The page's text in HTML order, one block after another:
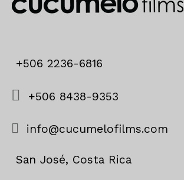
+506 2236-6816
+506 8438-9353
info@cucumelofilms.com
San José, Costa Rica